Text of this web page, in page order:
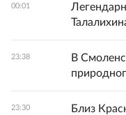
00:01
23:38
В
23:30
Близ